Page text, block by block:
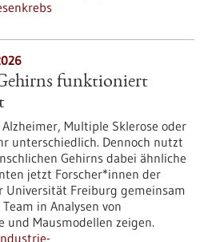
funktioniert
Multiple Sklerose oder
unterschiedlich. Dennoch nutzt
Gehirns dabei ähnliche
jetzt Forscher*innen der
Universität Freiburg gemeinsam
in Analysen von
und Mausmodellen zeigen.